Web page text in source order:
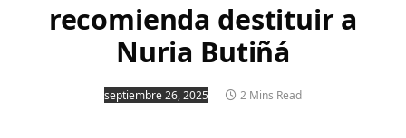
recomienda destituir a
Nuria Butiñá
septiembre 26, 2025 2 Mins Read